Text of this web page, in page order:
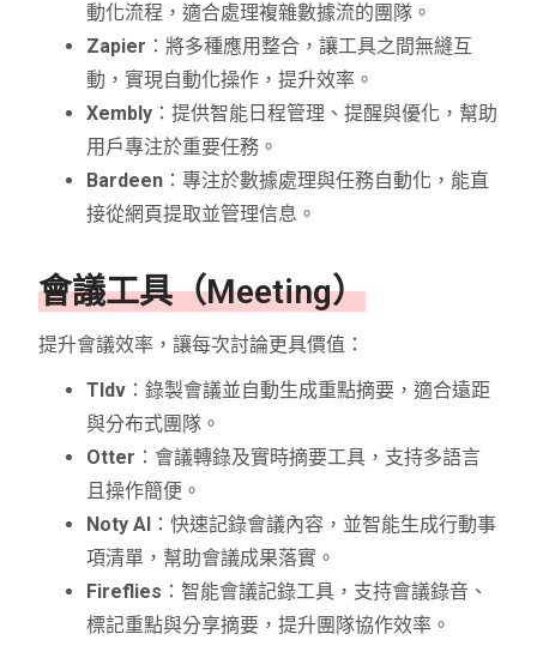
動化流程，適合處理複雜數據流的團隊。
Zapier ：將多種應用整合，讓工具之間無縫互
動，實現自動化操作，提升效率。
Xembly ：提供智能日程管理、提醒與優化，幫助
用戶專注於重要任務。
Bardeen ：專注於數據處理與任務自動化，能直
接從網頁提取並管理信息。
會議工具（Meeting）
提升會議效率，讓每次討論更具價值：
Tldv ：錄製會議並自動生成重點摘要，適合遠距
與分布式團隊。
Otter ：會議轉錄及實時摘要工具，支持多語言
且操作簡便。
Noty AI ：快速記錄會議內容，並智能生成行動事
項清單，幫助會議成果落實。
Fireflies ：智能會議記錄工具，支持會議錄音、
標記重點與分享摘要，提升團隊協作效率。